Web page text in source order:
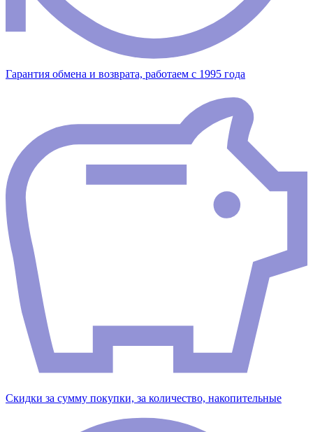
Гарантия обмена и возврата, работаем с 1995 года
Скидки за сумму покупки, за количество, накопительные